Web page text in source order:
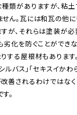
類がありますが、粘
ん。瓦には和瓦の他に
が、それらは塗装が必
劣化を防ぐことができ
する屋根材もあります
シルバス」「セキスイか
善されるわけではな
。